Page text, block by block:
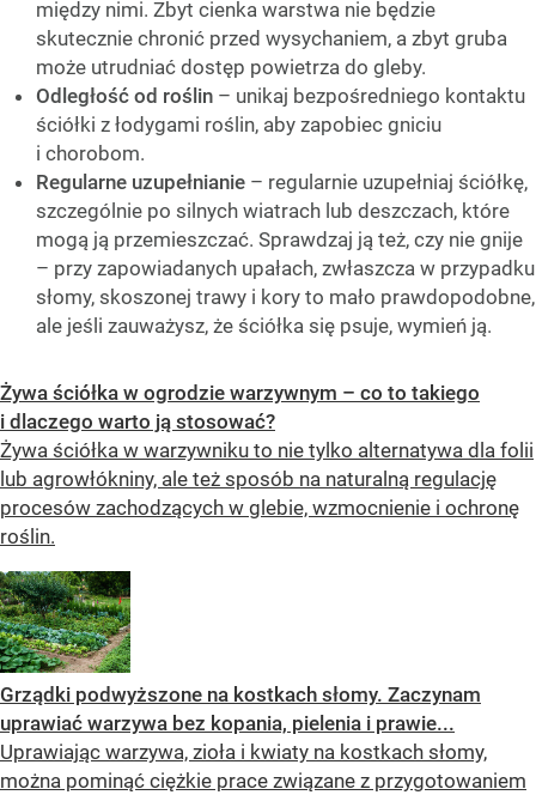
między nimi. Zbyt cienka warstwa nie będzie
skutecznie chronić przed wysychaniem, a zbyt gruba
może utrudniać dostęp powietrza do gleby.
Odległość od roślin – unikaj bezpośredniego kontaktu
ściółki z łodygami roślin, aby zapobiec gniciu
i chorobom.
Regularne uzupełnianie – regularnie uzupełniaj ściółkę,
szczególnie po silnych wiatrach lub deszczach, które
mogą ją przemieszczać. Sprawdzaj ją też, czy nie gnije
– przy zapowiadanych upałach, zwłaszcza w przypadku
słomy, skoszonej trawy i kory to mało prawdopodobne,
ale jeśli zauważysz, że ściółka się psuje, wymień ją.
Żywa ściółka w ogrodzie warzywnym – co to takiego
i dlaczego warto ją stosować?
Żywa ściółka w warzywniku to nie tylko alternatywa dla folii
lub agrowłókniny, ale też sposób na naturalną regulację
procesów zachodzących w glebie, wzmocnienie i ochronę
roślin.
Grządki podwyższone na kostkach słomy. Zaczynam
uprawiać warzywa bez kopania, pielenia i prawie...
Uprawiając warzywa, zioła i kwiaty na kostkach słomy,
można pominąć ciężkie prace związane z przygotowaniem